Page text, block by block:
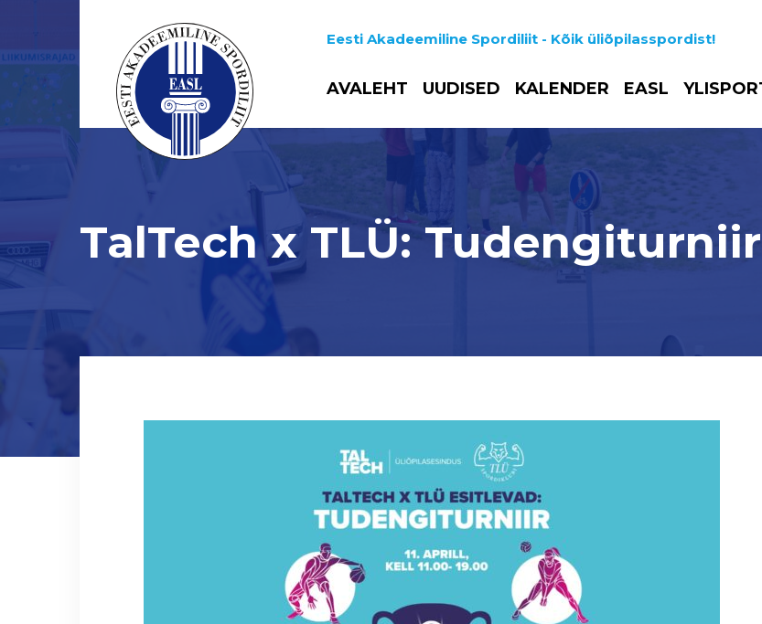
Eesti Akadeemiline Spordiliit - Kõik üliõpilasspordist!
AVALEHT UUDISED KALENDER EASL
TalTech x TLÜ: Tudengiturniir